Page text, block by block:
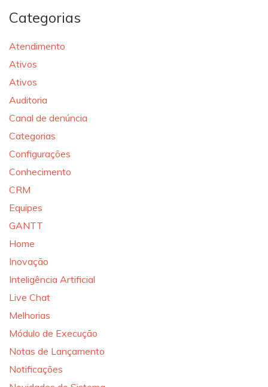
Categorias
Atendimento
Ativos
Ativos
Auditoria
Canal de denúncia
Categorias
Configurações
Conhecimento
CRM
Equipes
GANTT
Home
Inovação
Inteligência Artificial
Live Chat
Melhorias
Módulo de Execução
Notas de Lançamento
Notificações